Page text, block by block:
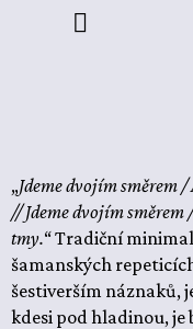
„Jdeme dvojím směrem
// Jdeme dvojím směrem
tmy.“ Tradiční
šamanských
šestiverším náznaků,
kdesi pod hladinou,